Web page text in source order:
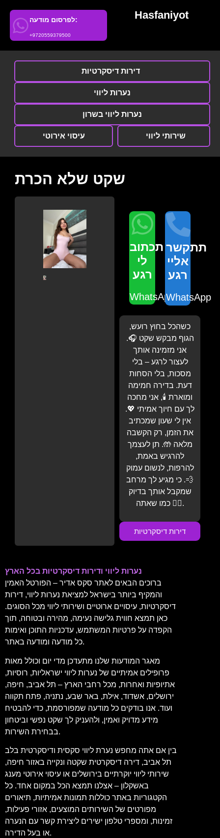
לפרסום מודעה:
+9720559379500
Hasfaniyot
דירות דיסקרטיות
נערות ליווי
נערות ליווי בשרון
עיסוי אירוטי שירותי ליווי
שקט שלא הכרת
תכתוב
לי
רגע
WhatsApp
תתקשר
אליי
רגע
WhatsApp
כשהכל בחוץ רועש,
הגוף מבקש שקט 🎧.
אני מזמינה אותך
לעצור לרגע – בלי
מסכות, בלי הסחות
דעת. בדירה חמימה
ומוארת 🕯️, אני מחכה
לך עם חיוך אמיתי 💖.
אין לי שעון שמכתיב
את הזמן, רק הקשבה
מלאה 🤲. תן לעצמך
להרגיש באמת,
להרפות, לנשום עמוק
💨. כי מגיע לך מרחב
שמקבל אותך בדיוק
כמו שאתה 💆‍♂️.
דירות דיסקרטיות
נערות ליווי ודירות דיסקרטיות בכל הארץ
ברוכים הבאים לאתר סקס אדיר – הפורטל האמין
והמקיף ביותר בישראל למציאת נערות ליווי, דירות
דיסקרטיות, עיסויים ארוטיים ושירותי ליווי מכל הסוגים.
כאן תמצא חווית גלישה נעימה, מהירה ובטוחה, תוך
הקפדה על פרטיות המשתמש, עדכניות התוכן ואימות
כל מודעה ומודעה באתר.
מאגר המודעות שלנו מתעדכן מדי יום וכולל מאות
פרופילים אמיתיים של נערות ליווי ישראליות, רוסיות,
אתיופיות ואחרות, מכל רחבי הארץ – תל אביב, חיפה,
ירושלים, אשדוד, אילת, באר שבע, נתניה, פתח תקווה
ועוד. אנו בודקים כל מודעה שמפורסמת, כדי להבטיח
מידע מדויק ואמין, ולהעניק לך שקט נפשי וביטחון
בבחירת השירות.
בין אם אתה מחפש נערת ליווי סקסית ודיסקרטית בלב
תל אביב, דירה דיסקרטית שקטה ונקייה באזור חיפה,
שירותי ליווי יוקרתיים בירושלים או עיסוי אירוטי מענג
באשקלון – אצלנו תמצא הכל במקום אחד. כל
הקטגוריות באתר כוללות תמונות אמיתיות, תיאורים
מפורטים של השירותים המוצעים, אזורי פעילות,
זמינות, ומספרי טלפון ישירים ליצירת קשר עם הנערה
או בעל הדירה.